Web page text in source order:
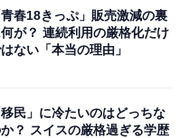
青春18きっぷ」販売激減の裏
が？ 連続利用の厳格化だけ
ない「本当の理由」
移民」に冷たいのはどっちな
？ スイスの厳格過ぎる学歴